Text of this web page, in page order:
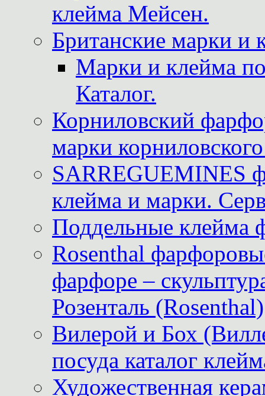
клейма Мейсен.
Британские марки и
Марки и клейма
Каталог.
Корниловский
марки
SARREGUEMINES
клейма и марки.
Поддельные клейма
Rosenthal
фарфоре –
Розенталь (Rosenthal)
Вилерой и Бох
посуда каталог
Художественная